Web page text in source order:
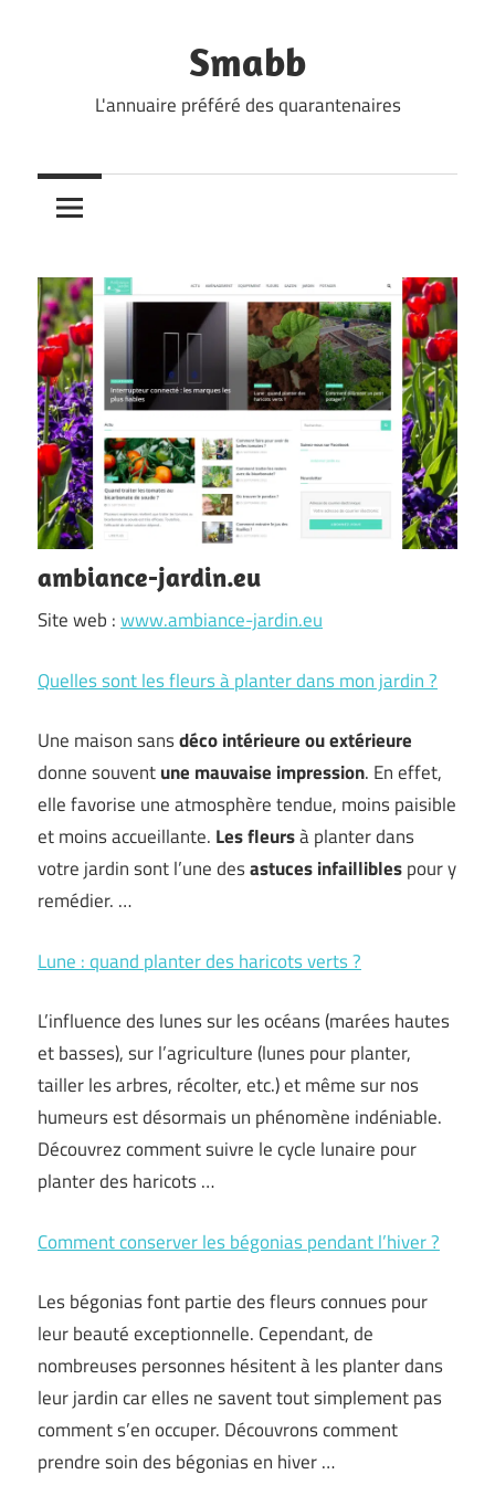
Smabb
L'annuaire préféré des quarantenaires
ambiance-jardin.eu
Site web :www.ambiance-jardin.eu
Quelles sont les fleurs à planter dans mon jardin ?
Une maison sansdécointérieure ou extérieure
donne souventune mauvaise impression. En effet,
elle favorise une atmosphère tendue, moins paisible
et moins accueillante. Les fleursà planter dans
votre jardin sont l’une desastuces infailliblespour y
remédier. …
Lune : quand planter des haricots verts ?
L’influence des lunes sur les océans (marées hautes
et basses), sur l’agriculture (lunes pour planter,
tailler les arbres, récolter, etc.) et même sur nos
humeurs est désormais un phénomène indéniable.
Découvrez comment suivre le cycle lunaire pour
planter des haricots …
Comment conserver les bégonias pendant l’hiver ?
Les bégonias font partie des fleurs connues pour
leur beauté exceptionnelle. Cependant, de
nombreuses personnes hésitent à les planter dans
leur jardin car elles ne savent tout simplement pas
comment s’en occuper. Découvrons comment
prendre soin des bégonias en hiver …